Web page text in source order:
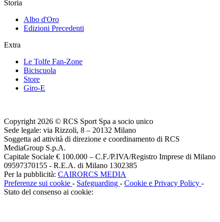
Storia
Albo d'Oro
Edizioni Precedenti
Extra
Le Tolfe Fan-Zone
Biciscuola
Store
Giro-E
Copyright 2026 © RCS Sport Spa a socio unico
Sede legale: via Rizzoli, 8 – 20132 Milano
Soggetta ad attività di direzione e coordinamento di RCS
MediaGroup S.p.A.
Capitale Sociale € 100.000 – C.F./P.IVA/Registro Imprese di Milano
09597370155 - R.E.A. di Milano 1302385
Per la pubblicità: CAIRORCS MEDIA
Preferenze sui cookie - Safeguarding - Cookie e Privacy Policy -
Stato del consenso ai cookie: